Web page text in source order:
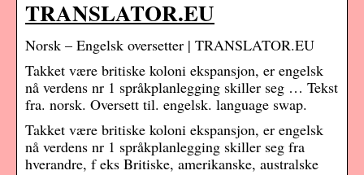
TRANSLATOR.EU
Norsk – Engelsk oversetter | TRANSLATOR.EU
Takket være britiske koloni ekspansjon, er engelsk
nå verdens nr 1 språkplanlegging skiller seg … Tekst
fra. norsk. Oversett til. engelsk. language swap.
Takket være britiske koloni ekspansjon, er engelsk
nå verdens nr 1 språkplanlegging skiller seg fra
hverandre, f eks Britiske, amerikanske, australske